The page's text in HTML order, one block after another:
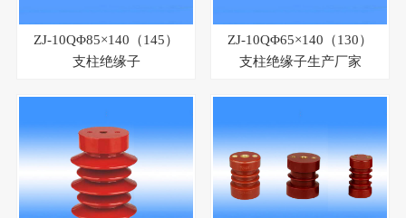
ZJ-10QΦ85×140（145）
支柱绝缘子
ZJ-10QΦ65×140（130）
支柱绝缘子生产厂家